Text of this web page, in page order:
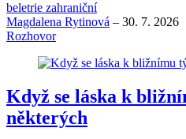
beletrie zahraniční
Magdalena Rytinová – 30. 7. 2026
Rozhovor
Když se láska k
některých